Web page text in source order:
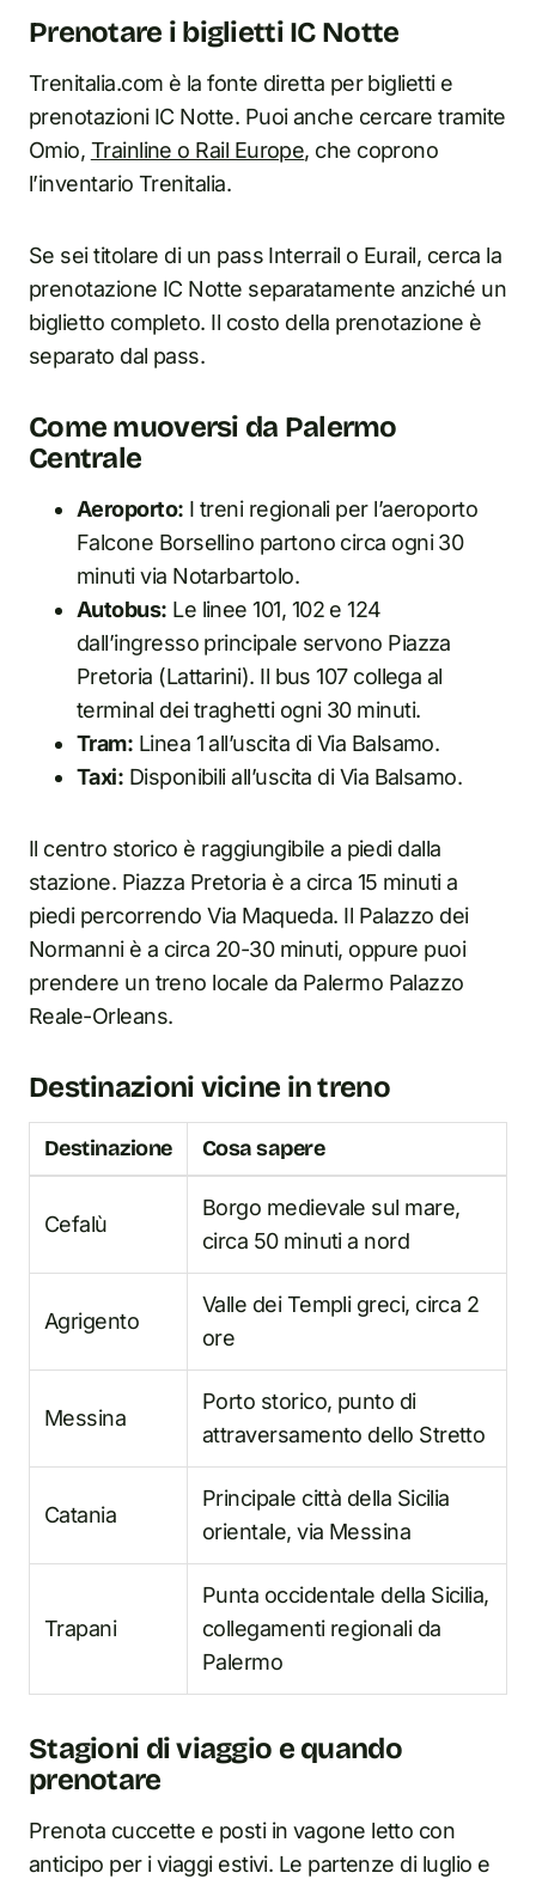
Prenotare i biglietti IC Notte
Trenitalia.com è la fonte diretta per biglietti e
prenotazioni IC Notte. Puoi anche cercare tramite
Omio, Trainline o Rail Europe, che coprono
l’inventario Trenitalia.
Se sei titolare di un pass Interrail o Eurail, cerca la
prenotazione IC Notte separatamente anziché un
biglietto completo. Il costo della prenotazione è
separato dal pass.
Come muoversi da Palermo
Centrale
Aeroporto: I treni regionali per l’aeroporto
Falcone Borsellino partono circa ogni 30
minuti via Notarbartolo.
Autobus: Le linee 101, 102 e 124
dall’ingresso principale servono Piazza
Pretoria (Lattarini). Il bus 107 collega al
terminal dei traghetti ogni 30 minuti.
Tram: Linea 1 all’uscita di Via Balsamo.
Taxi: Disponibili all’uscita di Via Balsamo.
Il centro storico è raggiungibile a piedi dalla
stazione. Piazza Pretoria è a circa 15 minuti a
piedi percorrendo Via Maqueda. Il Palazzo dei
Normanni è a circa 20-30 minuti, oppure puoi
prendere un treno locale da Palermo Palazzo
Reale-Orleans.
Destinazioni vicine in treno
Destinazione Cosa sapere
Cefalù
Borgo medievale sul mare,
circa 50 minuti a nord
Agrigento
Valle dei Templi greci, circa 2
ore
Messina
Porto storico, punto di
attraversamento dello Stretto
Catania
Principale città della Sicilia
orientale, via Messina
Trapani
Punta occidentale della Sicilia,
collegamenti regionali da
Palermo
Stagioni di viaggio e quando
prenotare
Prenota cuccette e posti in vagone letto con
anticipo per i viaggi estivi. Le partenze di luglio e